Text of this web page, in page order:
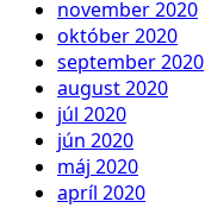
november 2020
október 2020
september 2020
august 2020
júl 2020
jún 2020
máj 2020
apríl 2020